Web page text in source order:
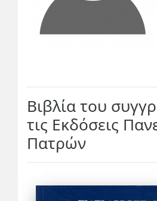
Βιβλία του
τις Εκδόσεις
Πατρών